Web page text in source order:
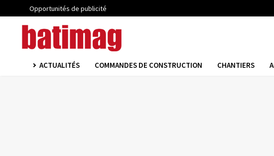
Opportunités de publicité
ACTUALITÉS COMMANDES DE CONSTRUCTION CHANTIERS